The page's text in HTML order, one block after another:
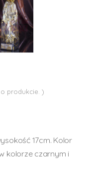
produkcie. )
17cm. Kolor
kolorze czarnym i